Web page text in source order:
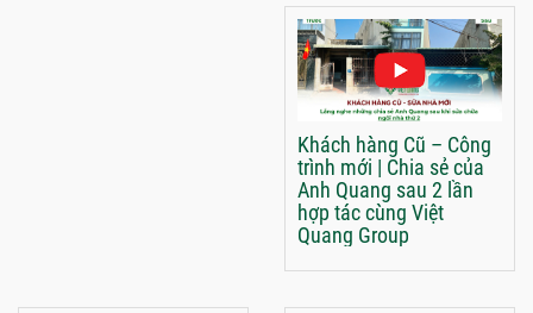
Khách hàng Cũ – Công
trình mới | Chia sẻ của
Anh Quang sau 2 lần
hợp tác cùng Việt
Quang Group